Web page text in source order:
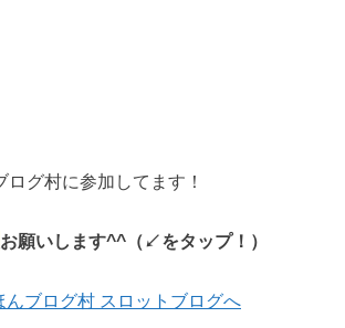
ログ村に参加してます！
お願いします^^ （↙︎をタップ！）